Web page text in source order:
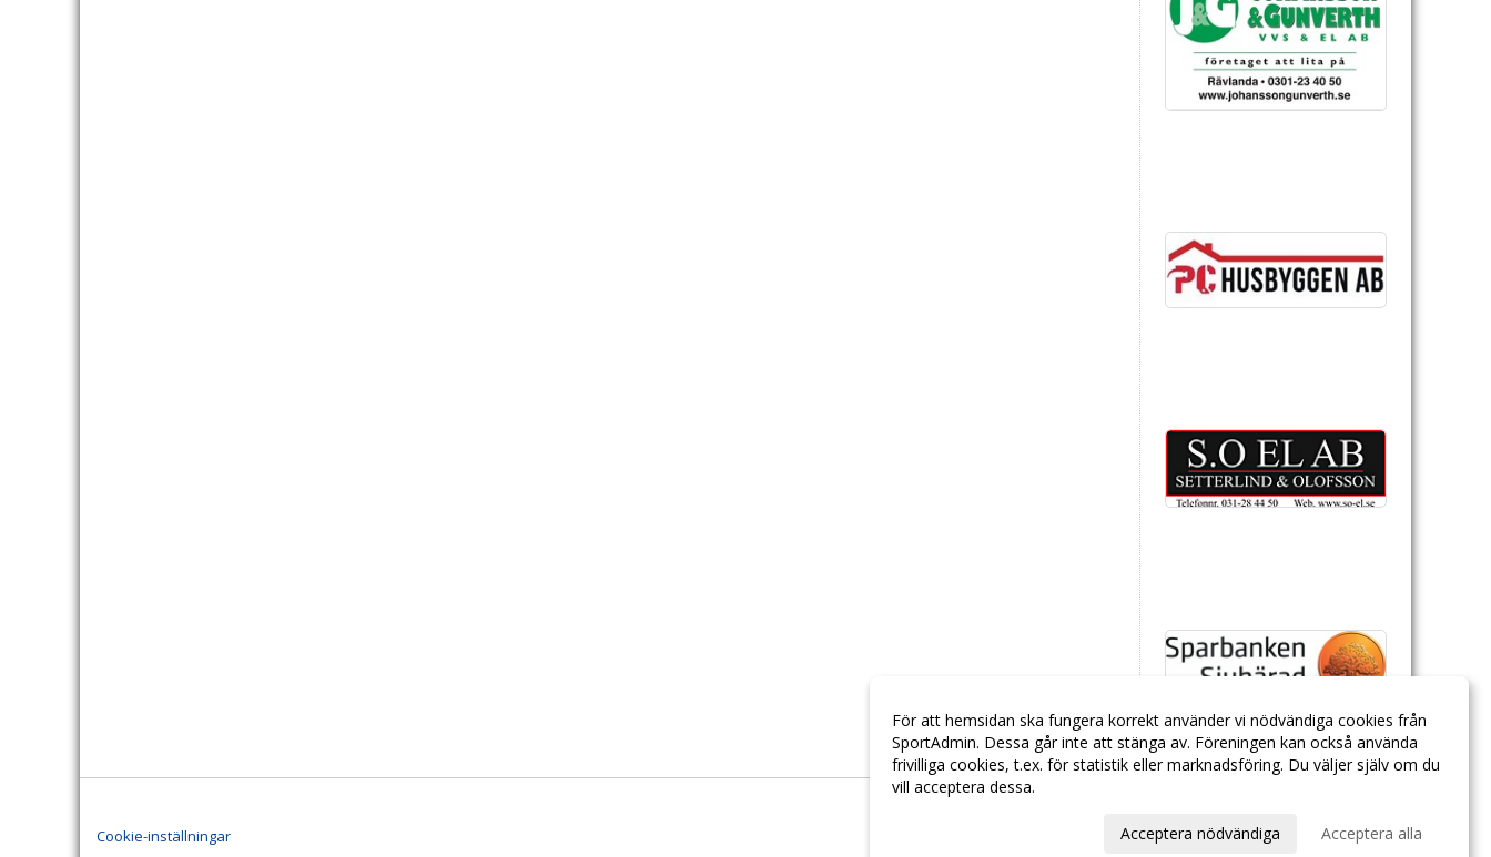
Cookie-inställningar
För att hemsidan ska fungera korrekt använder vi nödvändiga cookies från
SportAdmin. Dessa går inte att stänga av. Föreningen kan också använda
frivilliga cookies, t.ex. för statistik eller marknadsföring. Du väljer själv om du
vill acceptera dessa.
Acceptera nödvändiga Acceptera alla